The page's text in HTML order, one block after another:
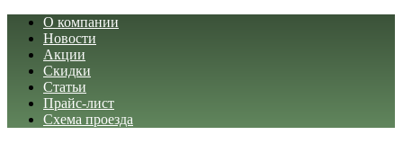
О компании
Новости
Акции
Скидки
Статьи
Прайс-лист
Схема проезда